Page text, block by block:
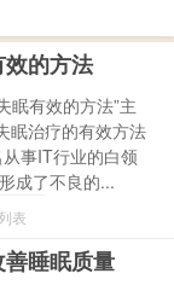
的方法
眠有效的方法”主
眠治疗的有效方法
从事IT行业的白领
成了不良的...
表
睡眠质量